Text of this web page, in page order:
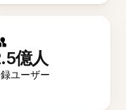
億人
ユーザー